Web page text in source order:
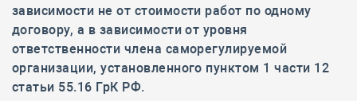
зависимости не от стоимости работ по одному
договору, а в зависимости от уровня
ответственности члена саморегулируемой
организации, установленного пунктом 1 части 12
статьи 55.16 ГрК РФ.